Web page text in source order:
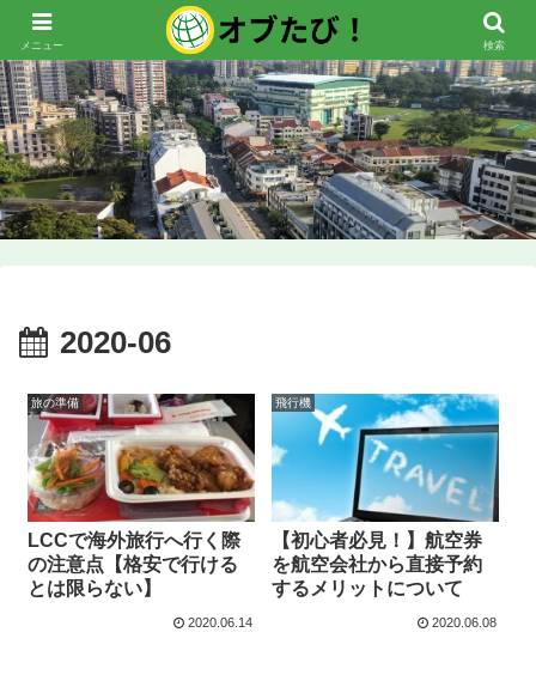
2020-06
旅の準備
LCCで海外旅行へ行く際
の注意点【格安で行ける
とは限らない】
2020.06.14
飛行機
【初心者必見！】航空券
を航空会社から直接予約
するメリットについて
2020.06.08
メニュー 検索